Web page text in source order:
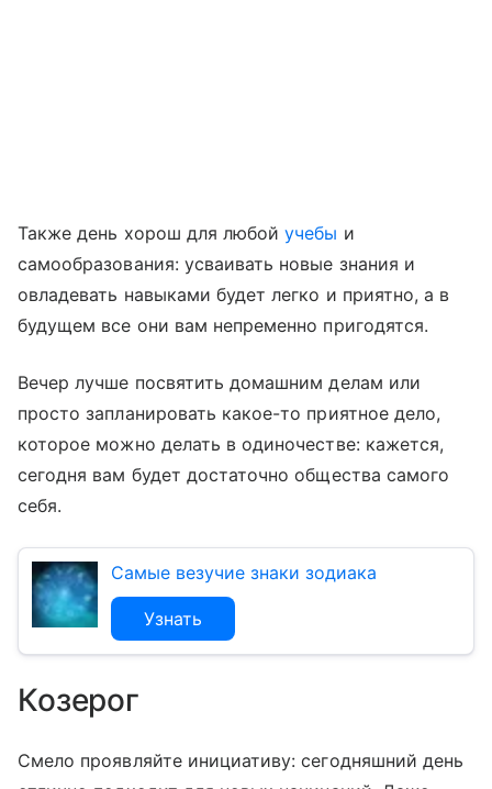
Также день хорош для любойучебы и
самообразования: усваивать новые знания и
овладевать навыками будет легко и приятно, а в
будущем все они вам непременно пригодятся.
Вечер лучше посвятить домашним делам или
просто запланировать какое-то приятное дело,
которое можно делать в одиночестве: кажется,
сегодня вам будет достаточно общества самого
себя.
Самые везучие знаки зодиака
Узнать
Козерог
Смело проявляйте инициативу: сегодняшний день